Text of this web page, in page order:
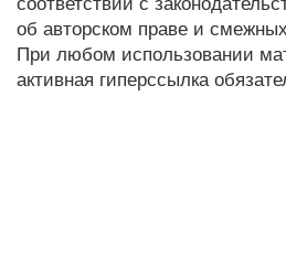
об авторском праве и
При любом использовании
активная гиперссылка